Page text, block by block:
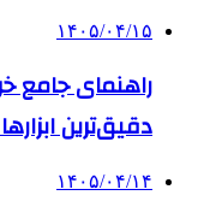
۱۴۰۵/۰۴/۱۵
راهنمای جامع
دقیق‌ترین
۱۴۰۵/۰۴/۱۴